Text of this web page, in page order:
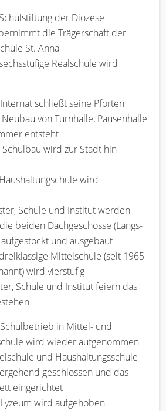
der Diözese
die Trägerschaft der
St. Anna
Realschule wird
schließt seine Pforten
von Turnhalle, Pausenhalle
entsteht
wird zur Stadt hin
wird
Schule und Institut werden
beiden Dachgeschosse (Längs-
und ausgebaut
Mittelschule (seit 1965
wird vierstufig
Schule und Institut feiern das
in Mittel- und
wird wieder aufgenommen
und Haushaltungsschule
geschlossen und das
eingerichtet
wird aufgehoben